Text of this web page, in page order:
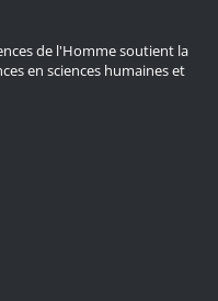
de l'Homme soutient la
en sciences humaines et